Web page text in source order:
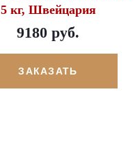
5 кг, Швейцария
9180 руб.
ЗАКАЗАТЬ